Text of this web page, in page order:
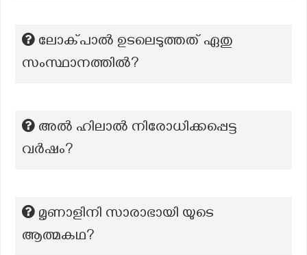
ലോക്പാൽ ഉടലെടുത്തത് ഏതു
സംസ്ഥാനത്തിൽ?
അൽ ഹിലാൽ നിരോധിക്കപ്പെട്ട
വർഷം?
മൃണാളിനി സാരാഭായി യുടെ
ആത്മകഥ?